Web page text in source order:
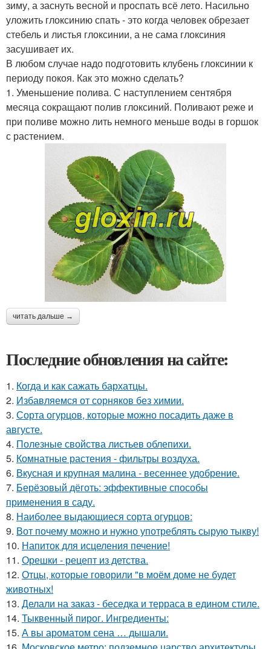
зиму, а заснуть весной и проспать всё лето. Насильно
уложить глоксинию спать - это когда человек обрезает
стебель и листья глоксинии, а не сама глоксиния
засушивает их.
В любом случае надо подготовить клубень глоксинии к
периоду покоя. Как это можно сделать?
1. Уменьшение полива. С наступлением сентября
месяца сокращают полив глоксиний. Поливают реже и
при поливе можно лить немного меньше воды в горшок
с растением.
читать дальше →
Последние обновления на сайте:
1. Когда и как сажать бархатцы.
2. Избавляемся от сорняков без химии.
3. Сорта огурцов, которые можно посадить даже в
августе.
4. Полезные свойства листьев облепихи.
5. Комнатные растения - фильтры воздуха.
6. Вкусная и крупная малина - весеннее удобрение.
7. Берёзовый дёготь: эффективные способы
применения в саду.
8. Наиболее выдающиеся сорта огурцов:
9. Вот почему можно и нужно употреблять сырую тыкву!
10. Напиток для исцеления печение!
11. Орешки - рецепт из детства.
12. Отцы, которые говорили "в моём доме не будет
животных!
13. Делали на заказ - беседка и терраса в едином стиле.
14. Тыквенный пирог. Ингредиенты:
15. А вы ароматом сена … дышали.